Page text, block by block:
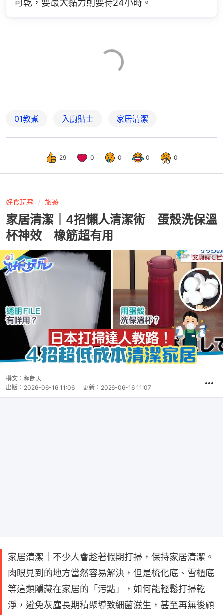
可乾，要最大黏力則要待24小時。
01教煮 入廚貼士 家居清潔
29 0 0 0 0
好食玩飛 旅遊
家居清潔｜4招懶人清潔術 蛋殼洗保溫
杯神效 橡筋超有用
撰文： 程朗天
出版： 2026-06-16 11:06 更新： 2026-06-16 11:07
家居清潔｜不少人會趁著假期打掃，保持家居清潔。
肉眼見到的地方當然容易解決，但是梳化底、雪櫃底
等這類隱藏在家居的「污點」，如何能輕鬆打掃乾
淨，避免灰塵長期積聚導致細菌滋生，甚至再無後顧